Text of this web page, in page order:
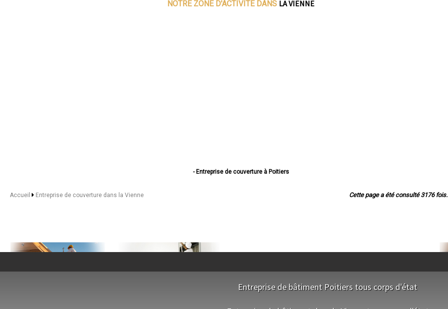
NOTRE ZONE D'ACTIVITE DANS LA VIENNE
- Entreprise de couverture à Poitiers
- Entreprise de couverture à Jaunay-Clan
- Entreprise de couverture à Naintré
- Entreprise de couverture à Mignaloux-Beauvoir
- Entreprise de couverture à Saint-Georges-lès-Baillargeaux
Cette page a été consulté 3176 fois.
Accueil Entreprise de couverture dans la Vienne
Entreprise de bâtiment Poitiers tous corps d'état